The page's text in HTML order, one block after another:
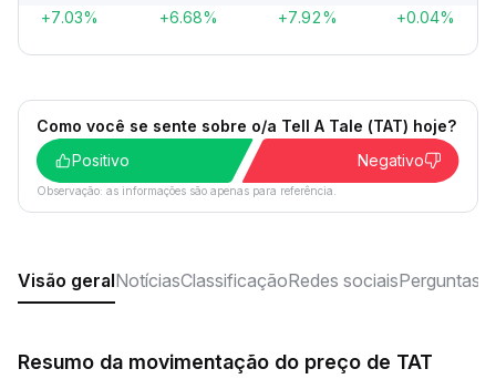
+7.03% +6.68% +7.92% +0.04%
Como você se sente sobre o/a Tell A Tale (TAT) hoje?
Positivo
Negativo
Observação: as informações são apenas para referência.
Visão geralNotíciasClassificaçãoRedes sociaisPerguntas
Resumo da movimentação do preço de TAT